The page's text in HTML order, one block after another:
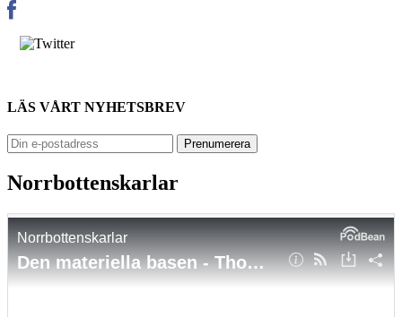
LÄS VÅRT NYHETSBREV
Norrbottenskarlar